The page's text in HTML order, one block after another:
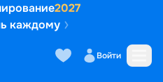
2027
каждому
Войти
кают Маршрут и